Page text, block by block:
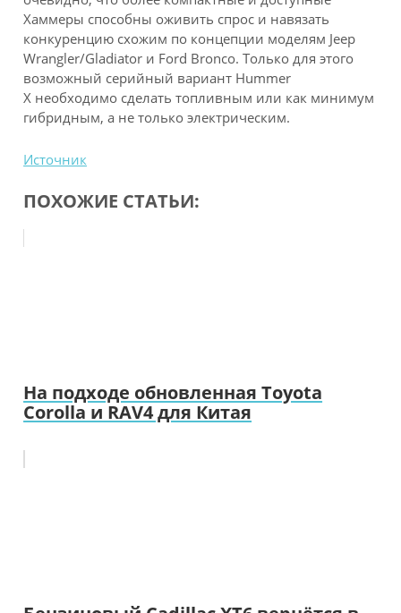
Хаммеры способны оживить спрос и навязать
конкуренцию схожим по концепции моделям Jeep
Wrangler/Gladiator и Ford Bronco. Только для этого
возможный серийный вариант Hummer
X необходимо сделать топливным или как минимум
гибридным, а не только электрическим.
Источник
ПОХОЖИЕ СТАТЬИ:
На подходе обновленная Toyota
Corolla и RAV4 для Китая